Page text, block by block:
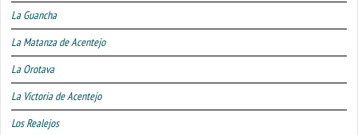
La Guancha
La Matanza de Acentejo
La Orotava
La Victoria de Acentejo
Los Realejos